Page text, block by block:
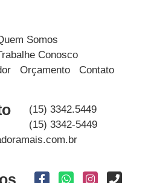
Somos
Conosco
Orçamento Contato
(15) 3342.5449
(15) 3342-5449